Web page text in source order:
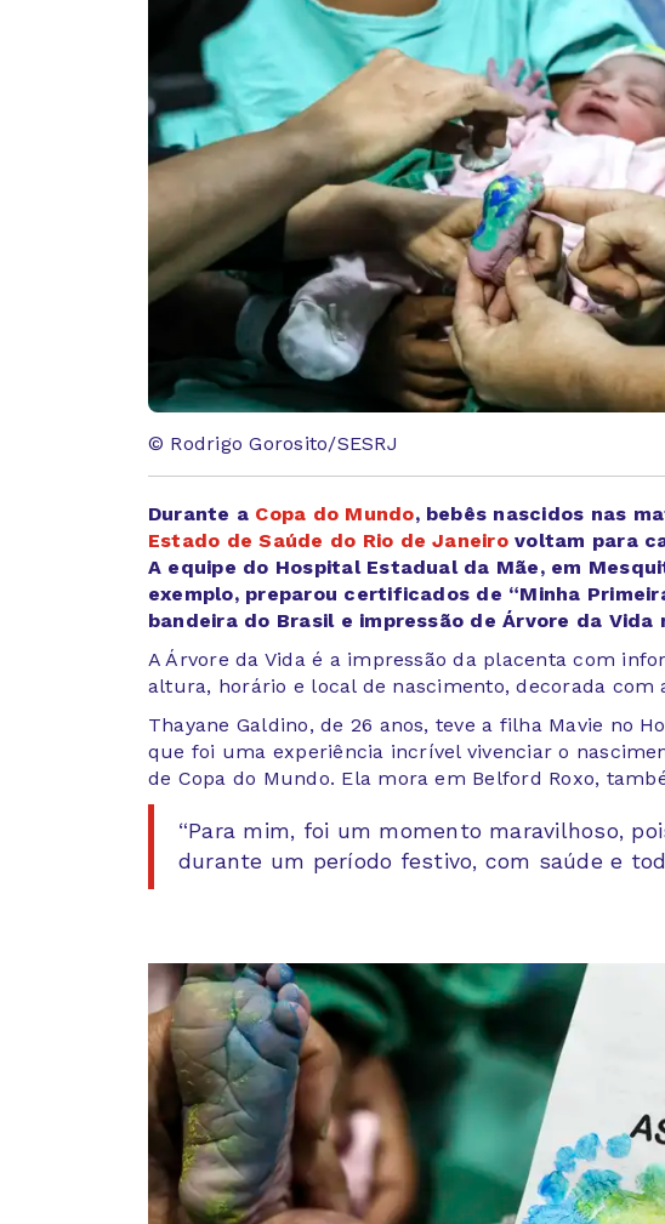
© Rodrigo Gorosito/SESRJ
Durante a Copa do Mundo, bebês nascidos nas
Estado de Saúde do Rio de Janeirovoltam para
A equipe do Hospital Estadual da Mãe, em
exemplo, preparou certificados de “Minha
bandeira do Brasil e impressão de Árvore da Vida
A Árvore da Vida é a impressão da placenta com
altura, horário e local de nascimento, decorada com
Thayane Galdino, de 26 anos, teve a filha Mavie no
que foi uma experiência incrível vivenciar o
de Copa do Mundo. Ela mora em Belford Roxo,
“Para mim, foi um momento maravilhoso,
durante um período festivo, com saúde e